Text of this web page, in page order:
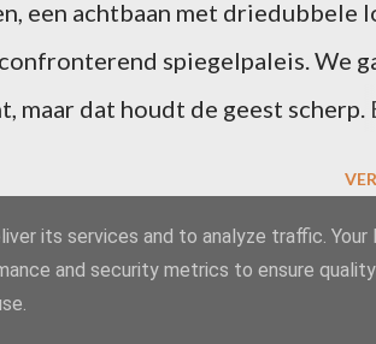
een achtbaan met driedubbele
spiegelpaleis. We
maar dat houdt de geest scherp.
Vergeet niet te linken naar
de slotcarousel. Alle riemen vast?
bewezen … dat
Mogelijk gemaakt door
its services and to analyze traffic. Your
and security metrics to ensure